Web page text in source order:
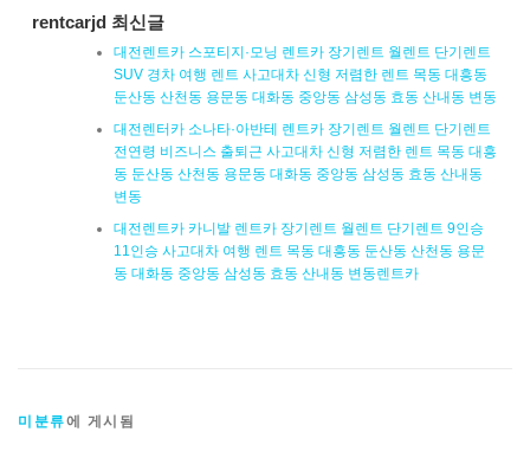
rentcarjd 최신글
대전렌트카 스포티지·모닝 렌트카 장기렌트 월렌트 단기렌트
SUV 경차 여행 렌트 사고대차 신형 저렴한 렌트 목동 대흥동
둔산동 산천동 용문동 대화동 중앙동 삼성동 효동 산내동 변동
대전렌터카 소나타·아반테 렌트카 장기렌트 월렌트 단기렌트
전연령 비즈니스 출퇴근 사고대차 신형 저렴한 렌트 목동 대흥
동 둔산동 산천동 용문동 대화동 중앙동 삼성동 효동 산내동
변동
대전렌트카 카니발 렌트카 장기렌트 월렌트 단기렌트 9인승
11인승 사고대차 여행 렌트 목동 대흥동 둔산동 산천동 용문
동 대화동 중앙동 삼성동 효동 산내동 변동렌트카
미분류에 게시됨